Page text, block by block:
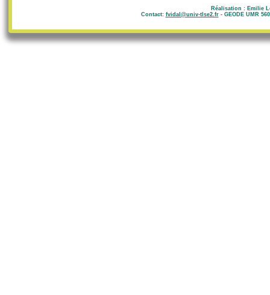
Réalisation : Emilie
Contact: fvidal@univ-tlse2.fr- GEODE UMR